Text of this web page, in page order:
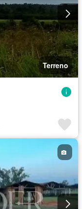
Terreno